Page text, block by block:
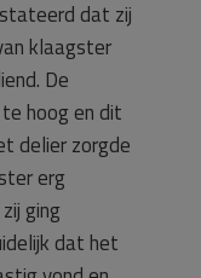
dat zij
klaagster
De
hoog en dit
delier zorgde
erg
ging
dat het